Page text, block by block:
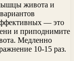
живота и
— это
и приподнимите
Медленно
10-15 раз.